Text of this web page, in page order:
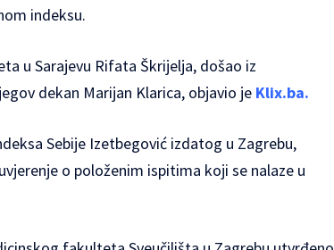
indeksu.
u Sarajevu Rifata Škrijelja, došao iz
dekan Marijan Klarica, objavio je Klix.ba.
Sebije Izetbegović izdatog u Zagrebu,
o položenim ispitima koji se nalaze u